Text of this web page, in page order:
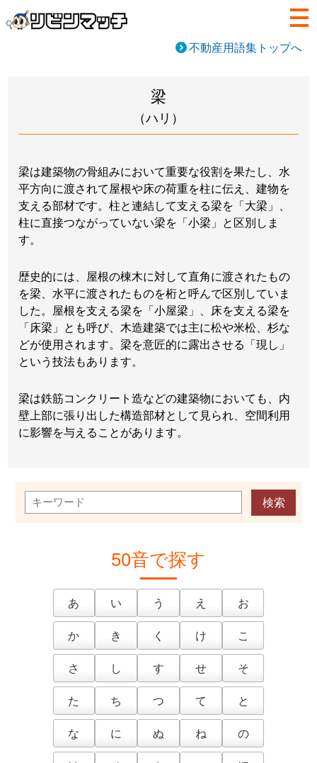
不動産用語集トップへ
梁
（ハリ）
梁は建築物の骨組みにおいて重要な役割を果たし、水
平方向に渡されて屋根や床の荷重を柱に伝え、建物を
支える部材です。柱と連結して支える梁を「大梁」、
柱に直接つながっていない梁を「小梁」と区別しま
す。
歴史的には、屋根の棟木に対して直角に渡されたもの
を梁、水平に渡されたものを桁と呼んで区別していま
した。屋根を支える梁を「小屋梁」、床を支える梁を
「床梁」とも呼び、木造建築では主に松や米松、杉な
どが使用されます。梁を意匠的に露出させる「現し」
という技法もあります。
梁は鉄筋コンクリート造などの建築物においても、内
壁上部に張り出した構造部材として見られ、空間利用
に影響を与えることがあります。
50音で探す
あ い う え
お
か
き く け
こ
さ
し す せ
そ
た
ち つ て
と
な
に ぬ ね
の